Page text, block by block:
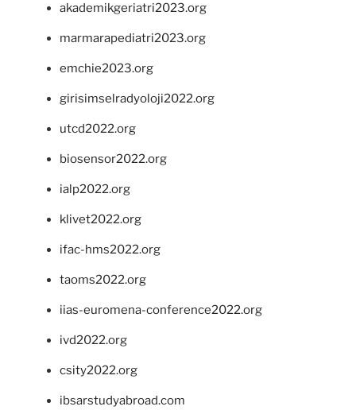
akademikgeriatri2023.org
marmarapediatri2023.org
emchie2023.org
girisimselradyoloji2022.org
utcd2022.org
biosensor2022.org
ialp2022.org
klivet2022.org
ifac-hms2022.org
taoms2022.org
iias-euromena-conference2022.org
ivd2022.org
csity2022.org
ibsarstudyabroad.com